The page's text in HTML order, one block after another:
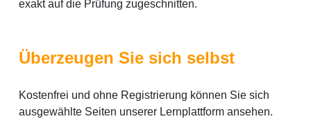
exakt auf die Prüfung zugeschnitten.
Überzeugen Sie sich selbst
Kostenfrei und ohne Registrierung können Sie sich
ausgewählte Seiten unserer Lernplattform ansehen.